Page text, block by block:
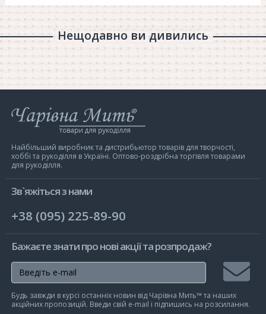
Нещодавно ви дивились
Інтернет-
магазин
Мить
Найбільший виробник та дистрибьютор товарів для творчості,
хоббі та рукоділля в Україні. Оптово-роздрібна торгівля товарами
для рукоділля.
Зв`яжіться з нами
+38 (095) 225-89-90
Бажаєте знати про нові акції та розпродаж?
на
Будь завжди в курсі останніх новин від Чарівна Мить™ та наших
акційних пропозицій. Введи свій e-mail і підпишись на розсилання.